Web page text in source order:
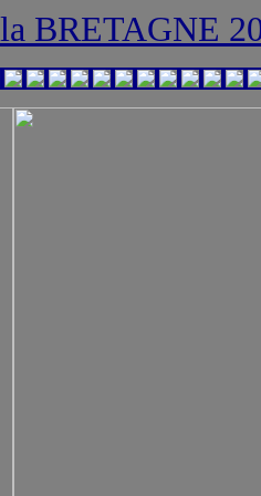
BRETAGNE